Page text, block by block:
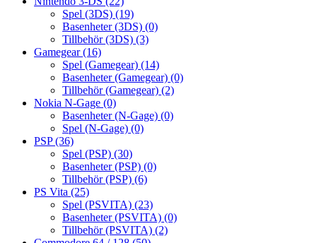
Spel (3DS) (19)
Basenheter (3DS) (0)
Tillbehör (3DS) (3)
Gamegear(16)
Spel (Gamegear) (14)
Basenheter (Gamegear) (0)
Tillbehör (Gamegear) (2)
Nokia N-Gage (0)
Basenheter (N-Gage) (0)
Spel (N-Gage) (0)
PSP(36)
Spel (PSP) (30)
Basenheter (PSP) (0)
Tillbehör (PSP) (6)
PS Vita (25)
Spel (PSVITA) (23)
Basenheter (PSVITA) (0)
Tillbehör (PSVITA) (2)